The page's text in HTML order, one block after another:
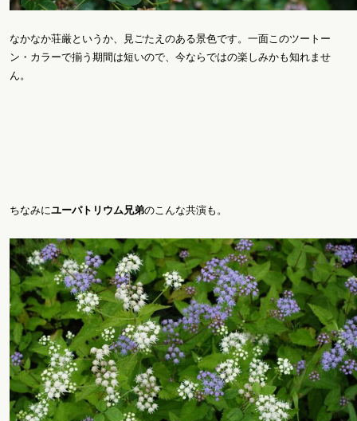
なかなか荘厳というか、見ごたえのある景色です。一面このツートー
ン・カラーで揃う期間は短いので、今ならではの楽しみかも知れませ
ん。
ちなみにユーパトリウム兄弟のこんな共演も。